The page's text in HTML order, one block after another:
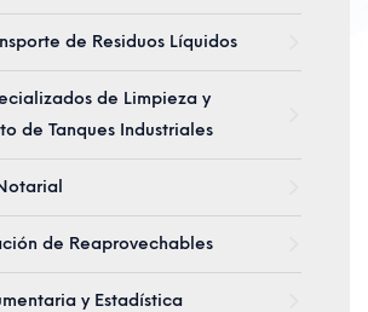
de Residuos Líquidos
de Limpieza y
de Tanques Industriales
de Reaprovechables
y Estadística